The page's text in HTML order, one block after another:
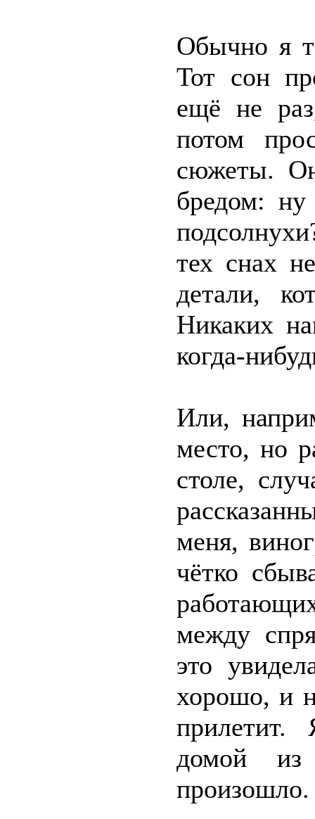
Обычно я
Тот сон
ещё не
потом
сюжеты.
бредом: ну
тех снах
детали,
Никаких
когда-
Или,
место, но
столе,
меня,
чётко
между
это
хорошо, и
прилетит.
домой
произошло.